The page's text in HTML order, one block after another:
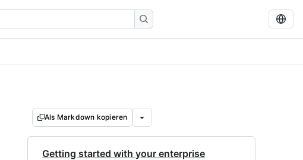
Als Markdown kopieren
Getting started with your enterprise